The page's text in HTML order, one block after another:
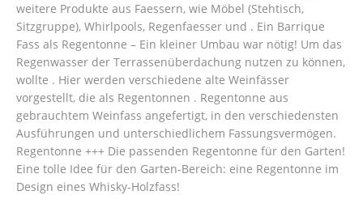
weitere Produkte aus Faessern, wie Möbel (Stehtisch,
Sitzgruppe), Whirlpools, Regenfaesser und . Ein Barrique
Fass als Regentonne – Ein kleiner Umbau war nötig! Um das
Regenwasser der Terrassenüberdachung nutzen zu können,
wollte . Hier werden verschiedene alte Weinfässer
vorgestellt, die als Regentonnen . Regentonne aus
gebrauchtem Weinfass angefertigt, in den verschiedensten
Ausführungen und unterschiedlichem Fassungsvermögen.
Regentonne +++ Die passenden Regentonne für den Garten!
Eine tolle Idee für den Garten-Bereich: eine Regentonne im
Design eines Whisky-Holzfass!